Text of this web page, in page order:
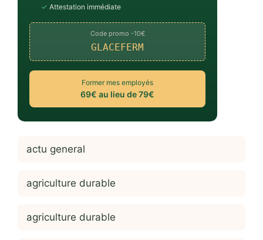
✓ Attestation immédiate
Code promo -10€
GLACEFERM
Former mes employés
69€ au lieu de 79€
actu general
agriculture durable
agriculture durable